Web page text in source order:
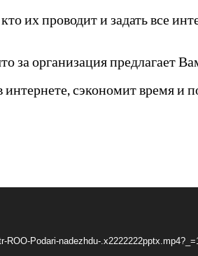
их проводит и задать все
организация предлагает
сэкономит время и
Podari-nadezhdu-